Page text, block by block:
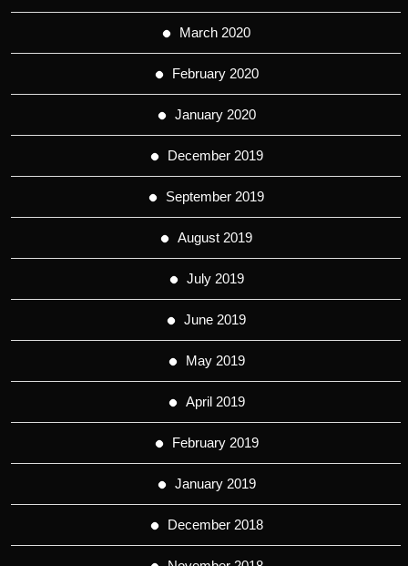
March 2020
February 2020
January 2020
December 2019
September 2019
August 2019
July 2019
June 2019
May 2019
April 2019
February 2019
January 2019
December 2018